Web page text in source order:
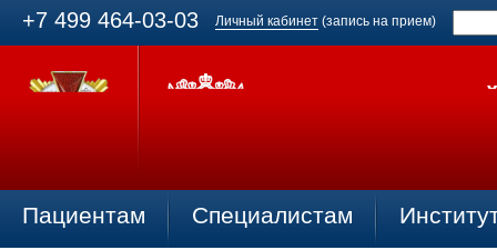
+7 499 464-03-03 Личный кабинет (запись на прием)
Пациентам Специалистам